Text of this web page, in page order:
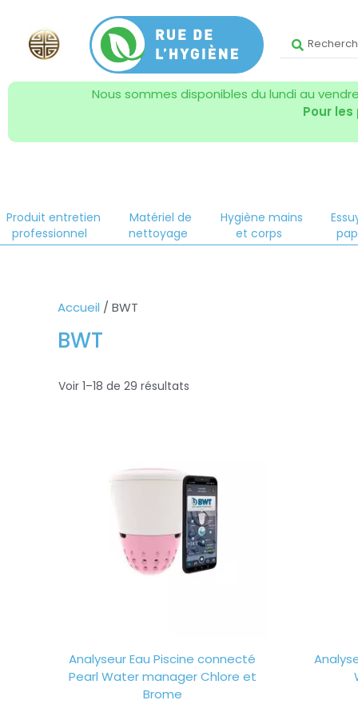
Nous sommes disponibles du lundi au
Pour
Produit entretien
professionnel
Matériel de
nettoyage
Hygiène mains
et corps
Accueil / BWT
BWT
Voir 1–18 de 29 résultats
Analyseur Eau Piscine connecté
Pearl Water manager Chlore et
Brome